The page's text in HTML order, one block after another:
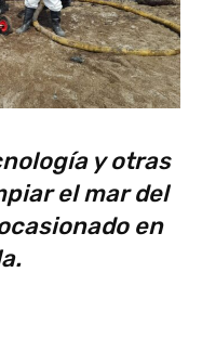
y otras
el mar del
en